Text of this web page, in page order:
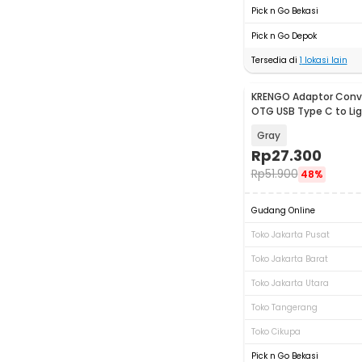
Pick n Go Bekasi
Pick n Go Depok
Tersedia di 1 lokasi lain
KRENGO Adaptor
OTG USB Type C to
Gray
Rp27.300
Rp51.900 48%
Gudang Online
Toko Jakarta Pusat
Toko Jakarta Barat
Toko Jakarta Utara
Toko Tangerang
Toko Cikupa
Pick n Go Bekasi